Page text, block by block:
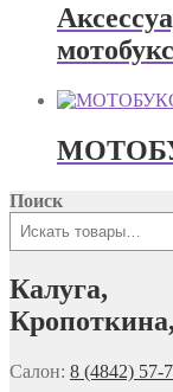
Поиск
Калуга,
Салон: 8 (4842) 57-